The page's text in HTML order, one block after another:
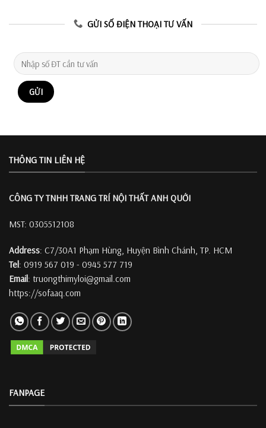
GỬI SỐ ĐIỆN THOẠI TƯ VẤN
THÔNG TIN LIÊN HỆ
CÔNG TY TNHH TRANG TRÍ NỘI THẤT ANH QUỚI
MST: 0305512108
Address: C7/30A1 Phạm Hùng, Huyện Bình Chánh, TP. HCM
Tel: 0919 567 019 - 0945 577 719
Email: truongthimyloi@gmail.com
https://sofaaq.com
FANPAGE